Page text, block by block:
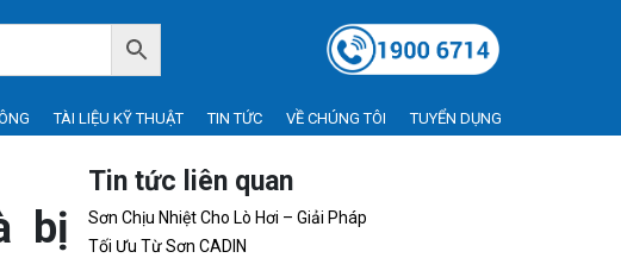
TÀI LIỆU KỸ THUẬT TIN TỨC VỀ CHÚNG TÔI TUYỂN DỤNG
bị
Tin tức liên quan
Sơn Chịu Nhiệt Cho Lò Hơi – Giải Pháp
Tối Ưu Từ Sơn CADIN